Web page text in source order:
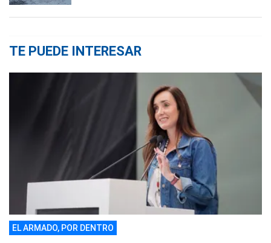
TE PUEDE INTERESAR
EL ARMADO, POR DENTRO